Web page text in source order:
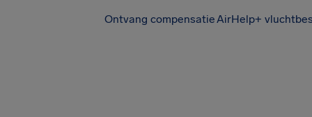
Ontvang compensatieAirHelp+